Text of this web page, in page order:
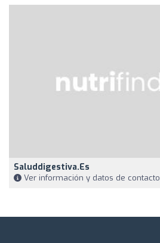
Saluddigestiva.es
Ver información y datos de contacto